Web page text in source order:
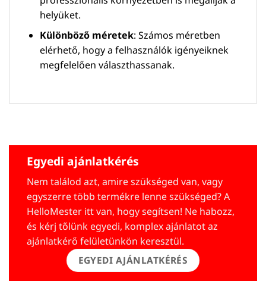
helyüket.
Különböző méretek: Számos méretben
elérhető, hogy a felhasználók igényeiknek
megfelelően választhassanak.
Egyedi ajánlatkérés
Nem találod azt, amire szükséged van, vagy
egyszerre több termékre lenne szükséged? A
HelloMester itt van, hogy segítsen! Ne habozz,
és kérj tőlünk egyedi, komplex ajánlatot az
ajánlatkérő felületünkön keresztül.
EGYEDI AJÁNLATKÉRÉS